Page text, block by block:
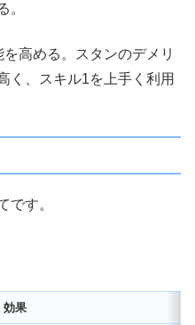
。
高める。スタンのデメリ
く、スキル1を上手く利用
です。
効果